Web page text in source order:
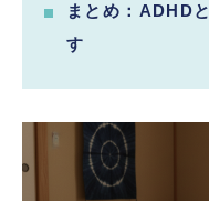
まとめ：ADHD
す